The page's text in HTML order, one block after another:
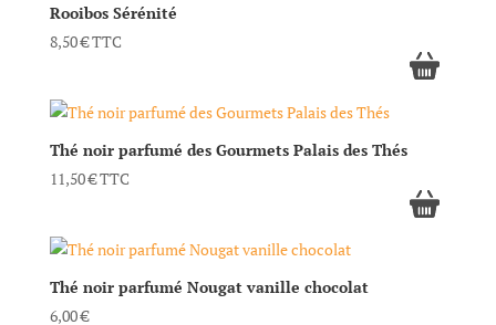
Rooibos Sérénité
8,50€TTC
Thé noir parfumé des Gourmets Palais des Thés
11,50€TTC
Thé noir parfumé Nougat vanille chocolat
6,00€